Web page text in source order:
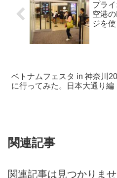
プラ
空港
ジを
ベトナムフェスタ in 神奈川
に行ってみた。日本大通り編
関連記事
関連記事は見つかりませ